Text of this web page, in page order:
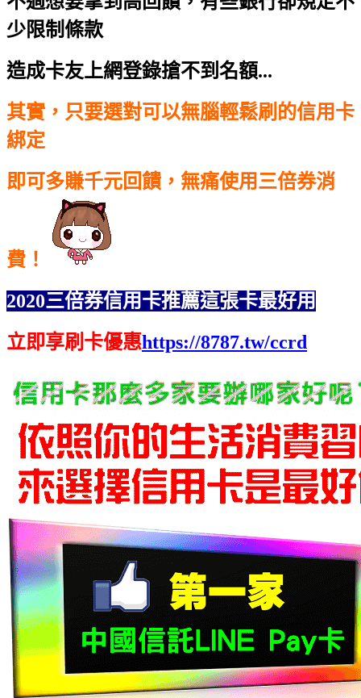
少限制條款
造成卡友上網登錄搶不到名額...
其實，只要選對可以無腦輕鬆刷的信用卡
綁定
即可多賺千元回饋，無痛使用三倍券消
費！
2020三倍券信用卡推薦這張卡最好用
立即享刷卡優惠https://8787.tw/ccrd